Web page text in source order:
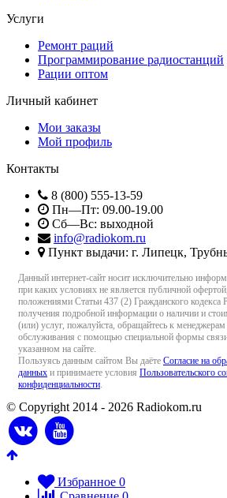
Услуги
Ремонт раций
Программирование радиостанций
Рации оптом
Личный кабинет
Мои заказы
Мой профиль
Контакты
8 (800) 555-13-59
Пн—Пт: 09.00-19.00
Сб—Вс: выходной
info@radiokom.ru
Пункт выдачи: г. Липецк,
Данный интернет-сайт носит исключительно
при каких условиях не является публичной
положениями Статьи 437 (2) Гражданского кодекса
получения подробной информации о наличии и
(или) услуг, пожалуйста, обращайтесь к менеджерам
обслуживания с помощью специальной формы
указанном на сайте.
Пользуясь данным сайтом Вы даёте Согласие на
данных и принимаете условия Пользовательского
конфиденциальности.
© Copyright 2014 - 2026 Radiokom.ru
Избранное 0